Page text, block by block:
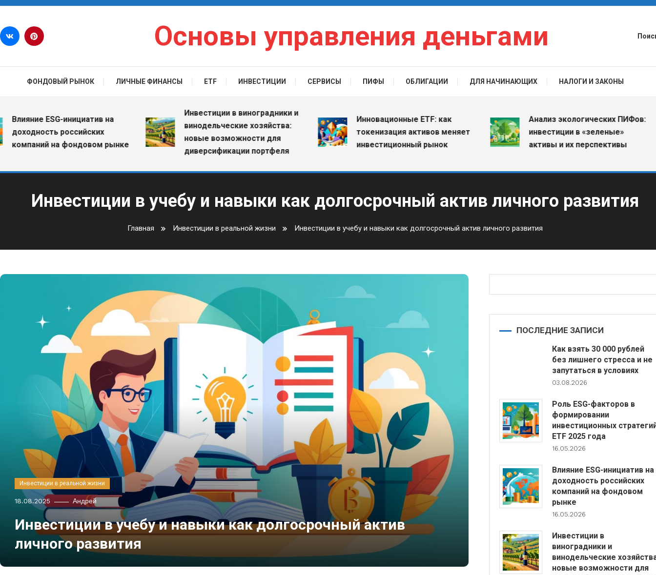
Перейти к содержимому
Основы управления деньгами
ФОНДОВЫЙ РЫНОК ЛИЧНЫЕ ФИНАНСЫ ETF ИНВЕСТИЦИИ СЕРВИСЫ ПИФЫ ОБЛИГАЦИИ ДЛЯ НАЧИНАЮЩИХ НАЛОГИ И ЗАКОНЫ
ESG-инициатив на
российских
на фондовом рынке
Инвестиции в виноградники и
винодельческие хозяйства:
новые возможности для
диверсификации портфеля
Инновационные ETF: как
токенизация активов меняет
инвестиционный рынок
Анализ экологических ПИФов:
инвестиции в «зеленые»
активы и их перспективы
Инвестиции в учебу и навыки как долгосрочный актив личного развития
Главная Инвестиции в реальной жизни Инвестиции в учебу и навыки как долгосрочный актив личного развития
Инвестиции в реальной жизни
18.08.2025 Андрей
Инвестиции в учебу и навыки как долгосрочный актив
личного развития
ПОСЛЕДНИЕ ЗАПИСИ
Как взять 30 000 рублей
без лишнего стресса и не
запутаться в условиях
03.08.2026
Роль ESG-факторов в
формировании
инвестиционных
ETF 2025 года
16.05.2026
Влияние ESG-инициатив на
доходность российских
компаний на фондовом
рынке
16.05.2026
Инвестиции в
виноградники и
винодельческие
новые возможности для